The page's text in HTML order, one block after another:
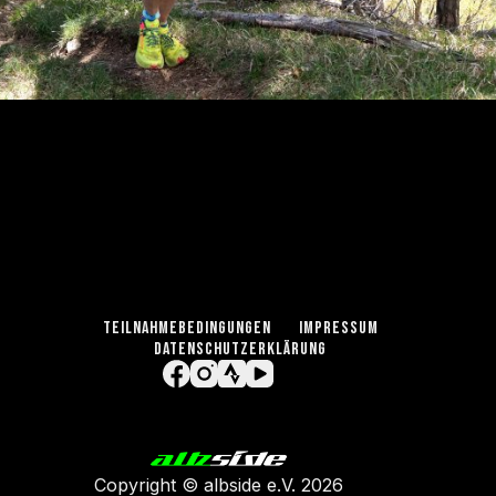
TEILNAHMEBEDINGUNGEN
IMPRESSUM
DATENSCHUTZERKLÄRUNG
Copyright © albside e.V. 2026